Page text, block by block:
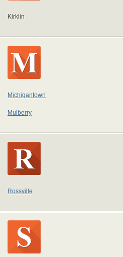
Kirklin
Michigantown
Mulberry
Rossville